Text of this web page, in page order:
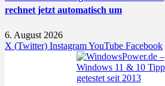
rechnet jetzt automatisch um
6. August 2026
X (Twitter) InstagramYouTube Facebook